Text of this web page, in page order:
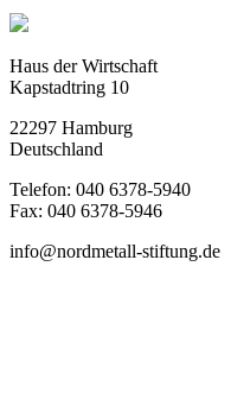
Haus der Wirtschaft
Kapstadtring 10
22297 Hamburg
Deutschland
Telefon: 040 6378-5940
Fax: 040 6378-5946
info@nordmetall-stiftung.de